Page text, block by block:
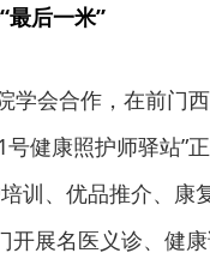
最后一米”
学会合作，在前门
健康照护师驿站”
训、优品推介、康
开展名医义诊、健